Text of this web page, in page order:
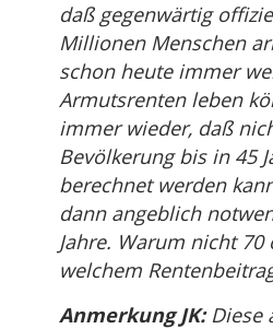
daß gegenwärtig
Millionen Menschen
schon heute immer
Armutsrenten leben
immer wieder, daß
Bevölkerung bis in 45
berechnet werden
dann angeblich
Jahre. Warum nicht 70
welchem
Anmerkung JK:Diese